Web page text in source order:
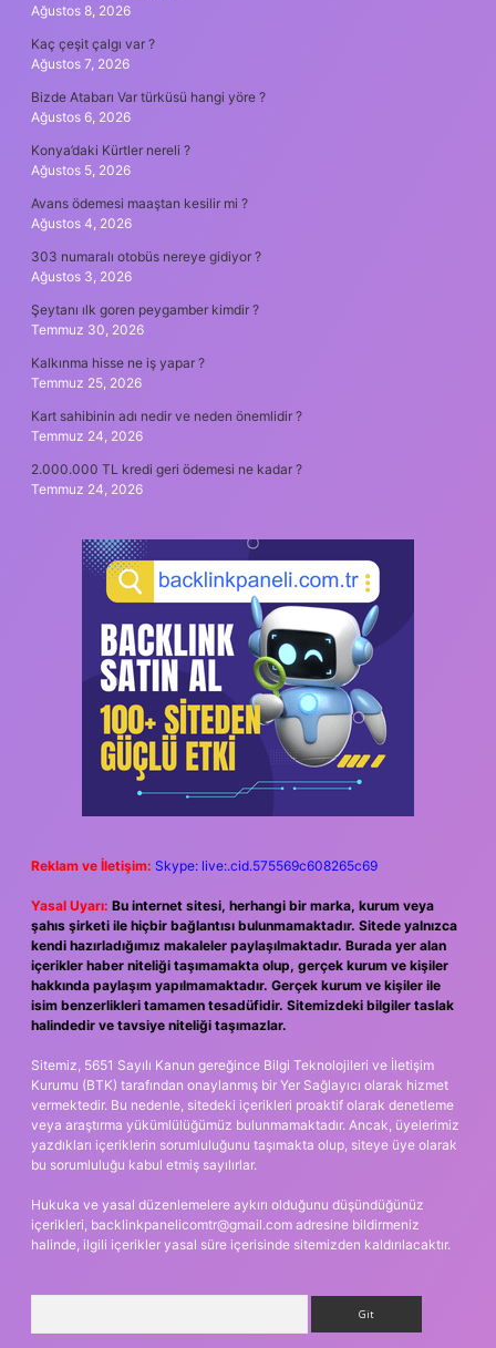
Ağustos 8, 2026
Kaç çeşit çalgı var ?
Ağustos 7, 2026
Bizde Atabarı Var türküsü hangi yöre ?
Ağustos 6, 2026
Konya’daki Kürtler nereli ?
Ağustos 5, 2026
Avans ödemesi maaştan kesilir mi ?
Ağustos 4, 2026
303 numaralı otobüs nereye gidiyor ?
Ağustos 3, 2026
Şeytanı ılk goren peygamber kimdir ?
Temmuz 30, 2026
Kalkınma hisse ne iş yapar ?
Temmuz 25, 2026
Kart sahibinin adı nedir ve neden önemlidir ?
Temmuz 24, 2026
2.000.000 TL kredi geri ödemesi ne kadar ?
Temmuz 24, 2026
Reklam ve İletişim: Skype: live:.cid.575569c608265c69
Yasal Uyarı: Bu internet sitesi, herhangi bir marka, kurum veya
şahıs şirketi ile hiçbir bağlantısı bulunmamaktadır. Sitede yalnızca
kendi hazırladığımız makaleler paylaşılmaktadır. Burada yer alan
içerikler haber niteliği taşımamakta olup, gerçek kurum ve kişiler
hakkında paylaşım yapılmamaktadır. Gerçek kurum ve kişiler ile
isim benzerlikleri tamamen tesadüfidir. Sitemizdeki bilgiler taslak
halindedir ve tavsiye niteliği taşımazlar.
Sitemiz, 5651 Sayılı Kanun gereğince Bilgi Teknolojileri ve İletişim
Kurumu (BTK) tarafından onaylanmış bir Yer Sağlayıcı olarak hizmet
vermektedir. Bu nedenle, sitedeki içerikleri proaktif olarak denetleme
veya araştırma yükümlülüğümüz bulunmamaktadır. Ancak, üyelerimiz
yazdıkları içeriklerin sorumluluğunu taşımakta olup, siteye üye olarak
bu sorumluluğu kabul etmiş sayılırlar.
Hukuka ve yasal düzenlemelere aykırı olduğunu düşündüğünüz
içerikleri, backlinkpanelicomtr@gmail.com adresine bildirmeniz
halinde, ilgili içerikler yasal süre içerisinde sitemizden kaldırılacaktır.